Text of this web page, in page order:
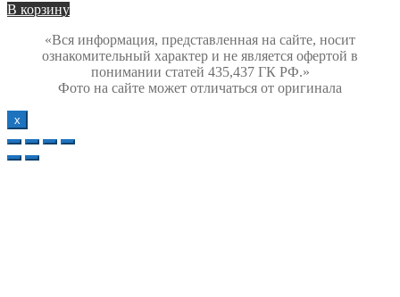
В корзину
«Вся информация, представленная на сайте, носит
ознакомительный характер и не является офертой в
понимании статей 435,437 ГК РФ.»
Фото на сайте может отличаться от оригинала
х